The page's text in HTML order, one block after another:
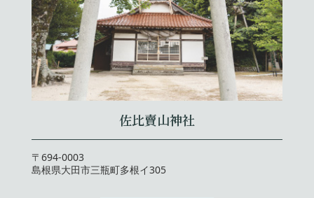
佐比賣山神社
〒694-0003
島根県大田市三瓶町多根イ305